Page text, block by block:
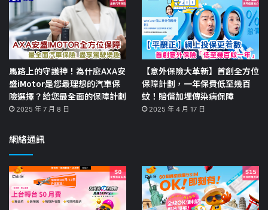
馬路上的守護神！為什麼AXA安
盛iMotor是您最理想的汽車保
險選擇？給您最全面的保障計劃
2025 年 7 月 8 日
【意外保險大革新】首創全方位
保障計劃，一年保費低至幾百
蚊！賠償加埋傳染病保障
2025 年 4 月 17 日
網絡通訊